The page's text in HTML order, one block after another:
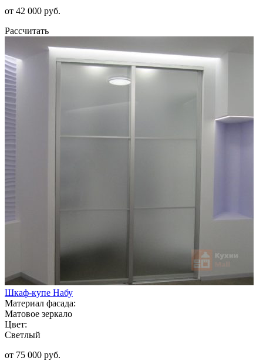
от 42 000 руб.
Рассчитать
Шкаф-купе Набу
Материал фасада:
Матовое зеркало
Цвет:
Светлый
от 75 000 руб.